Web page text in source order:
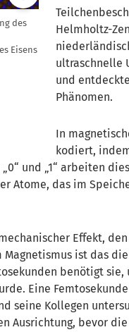
des
Eisens
Helmholtz-
ultraschnelle
und
Phänomen.
In
kodiert,
und „1“ arbeiten
Atome, das im
Effekt,
ist das
benötigt
Eine
seine Kollegen
Ausrichtung, bevor